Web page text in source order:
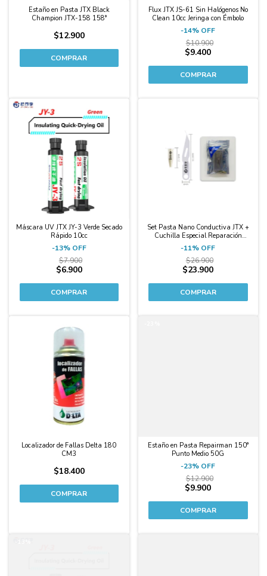
Estaño en Pasta JTX Black
Champion JTX-158 158°
$12.900
Flux JTX JS-61 Sin Halógenos No
Clean 10cc Jeringa con Émbolo
-14% OFF
$10.900
$9.400
-13%
Máscara UV JTX JY-3 Verde Secado
Rápido 10cc
-13% OFF
$7.900
$6.900
Set Pasta Nano Conductiva JTX +
Cuchilla Especial Reparación
Líneas
-11% OFF
$26.900
$23.900
Localizador de Fallas Delta 180
CM3
$18.400
Estaño en Pasta Repairman 150°
Punto Medio 50G
-23% OFF
$12.900
$9.900